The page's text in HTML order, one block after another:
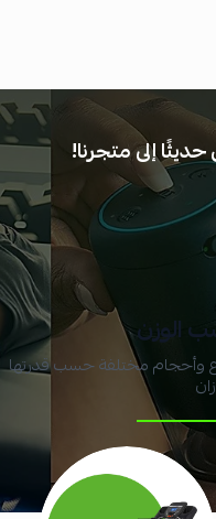
إلى متجرنا!
الوزن
وأحجام مختلفة حسب قدرتها